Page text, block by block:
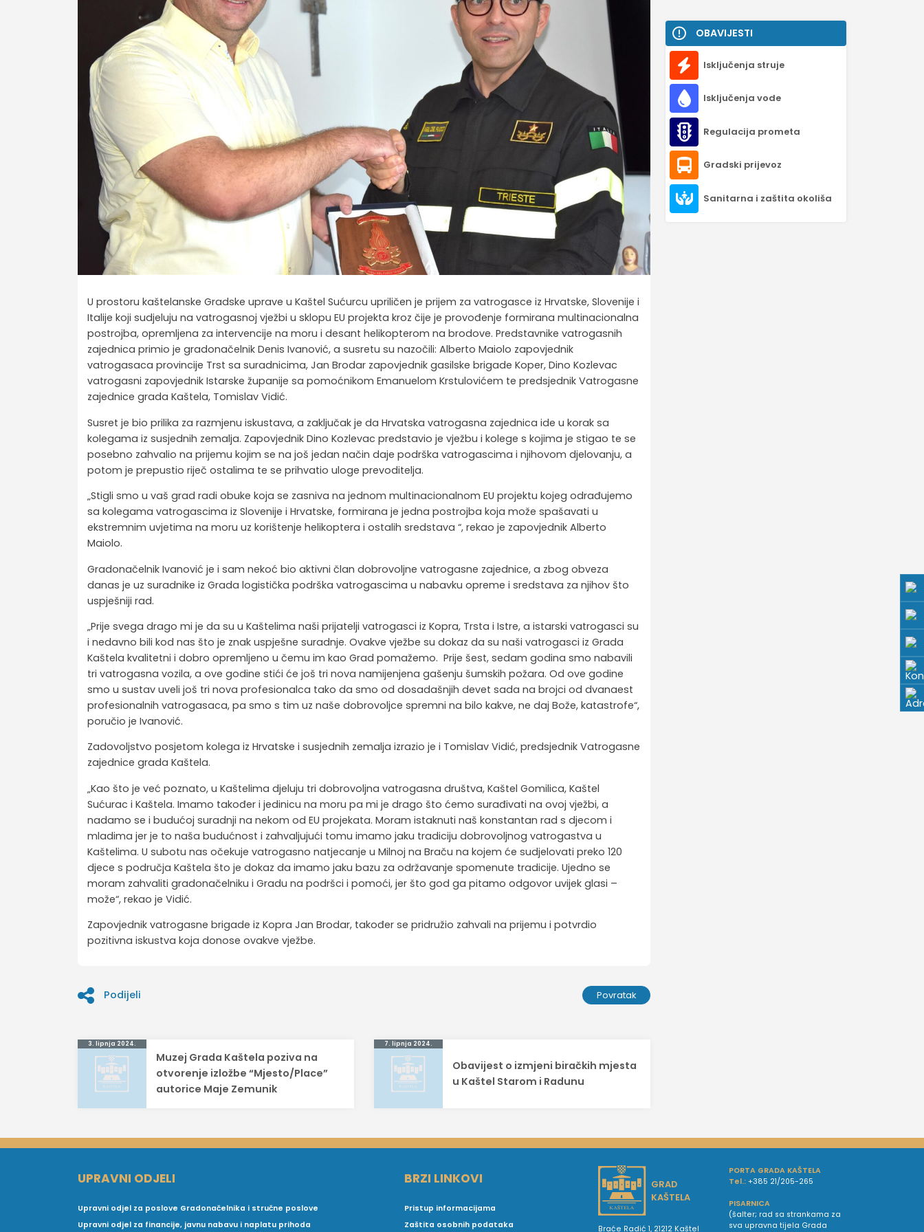
U prostoru kaštelanske Gradske uprave u Kaštel Sućurcu upriličen je prijem za vatrogasce iz Hrvatske, Slovenije i
Italije koji sudjeluju na vatrogasnoj vježbi u sklopu EU projekta kroz čije je provođenje formirana multinacionalna
postrojba, opremljena za intervencije na moru i desant helikopterom na brodove. Predstavnike vatrogasnih
zajednica primio je gradonačelnik Denis Ivanović, a susretu su nazočili: Alberto Maiolo zapovjednik
vatrogasaca provincije Trst sa suradnicima, Jan Brodar zapovjednik gasilske brigade Koper, Dino Kozlevac
vatrogasni zapovjednik Istarske županije sa pomoćnikom Emanuelom Krstulovićem te predsjednik Vatrogasne
zajednice grada Kaštela, Tomislav Vidić.
Susret je bio prilika za razmjenu iskustava, a zaključak je da Hrvatska vatrogasna zajednica ide u korak sa
kolegama iz susjednih zemalja. Zapovjednik Dino Kozlevac predstavio je vježbu i kolege s kojima je stigao te se
posebno zahvalio na prijemu kojim se na još jedan način daje podrška vatrogascima i njihovom djelovanju, a
potom je prepustio riječ ostalima te se prihvatio uloge prevoditelja.
„Stigli smo u vaš grad radi obuke koja se zasniva na jednom multinacionalnom EU projektu kojeg odrađujemo
sa kolegama vatrogascima iz Slovenije i Hrvatske, formirana je jedna postrojba koja može spašavati u
ekstremnim uvjetima na moru uz korištenje helikoptera i ostalih sredstava “, rekao je zapovjednik Alberto
Maiolo.
Gradonačelnik Ivanović je i sam nekoć bio aktivni član dobrovoljne vatrogasne zajednice, a zbog obveza
danas je uz suradnike iz Grada logistička podrška vatrogascima u nabavku opreme i sredstava za njihov što
uspješniji rad.
„Prije svega drago mi je da su u Kaštelima naši prijatelji vatrogasci iz Kopra, Trsta i Istre, a istarski vatrogasci su
i nedavno bili kod nas što je znak uspješne suradnje. Ovakve vježbe su dokaz da su naši vatrogasci iz Grada
Kaštela kvalitetni i dobro opremljeno u čemu im kao Grad pomažemo. Prije šest, sedam godina smo nabavili
tri vatrogasna vozila, a ove godine stići će još tri nova namijenjena gašenju šumskih požara. Od ove godine
smo u sustav uveli još tri nova profesionalca tako da smo od dosadašnjih devet sada na brojci od dvanaest
profesionalnih vatrogasaca, pa smo s tim uz naše dobrovoljce spremni na bilo kakve, ne daj Bože, katastrofe“,
poručio je Ivanović.
Zadovoljstvo posjetom kolega iz Hrvatske i susjednih zemalja izrazio je i Tomislav Vidić,predsjednik Vatrogasne
zajednice grada Kaštela.
„Kao što je već poznato, u Kaštelima djeluju tri dobrovoljna vatrogasna društva, Kaštel Gomilica, Kaštel
Sućurac i Kaštela. Imamo također i jedinicu na moru pa mi je drago što ćemo surađivati na ovoj vježbi, a
nadamo se i budućoj suradnji na nekom od EU projekata. Moram istaknuti naš konstantan rad s djecom i
mladima jer je to naša budućnost i zahvaljujući tomu imamo jaku tradiciju dobrovoljnog vatrogastva u
Kaštelima. U subotu nas očekuje vatrogasno natjecanje u Milnoj na Braču na kojem će sudjelovati preko 120
djece s područja Kaštela što je dokaz da imamo jaku bazu za održavanje spomenute tradicije. Ujedno se
moram zahvaliti gradonačelniku i Gradu na podršci i pomoći, jer što god ga pitamo odgovor uvijek glasi –
može“, rekao je Vidić.
Zapovjednik vatrogasne brigade iz Kopra Jan Brodar, također se pridružio zahvali na prijemu i potvrdio
pozitivna iskustva koja donose ovakve vježbe.
Podijeli Povratak
OBAVIJESTI
Isključenja struje
Isključenja vode
Regulacija prometa
Gradski prijevoz
Sanitarna i zaštita okoliša
Navigacija
objava
3. lipnja 2024.
Muzej Grada Kaštela poziva na
otvorenje izložbe “Mjesto/Place”
autorice Maje Zemunik
7. lipnja 2024.
Obavijest o izmjeni biračkih mjesta
u Kaštel Starom i Radunu
UPRAVNI ODJELI
Upravni odjel za poslove Gradonačelnika i stručne poslove
Upravni odjel za financije, javnu nabavu i naplatu prihoda
BRZI LINKOVI
Pristup informacijama
Zaštita osobnih podataka
GRAD
KAŠTELA
Braće Radić 1, 21212 Kaštel
PORTA GRADA KAŠTELA
Tel.: +385 21/205-265
PISARNICA
(šalter; rad sa strankama za
sva upravna tijela Grada